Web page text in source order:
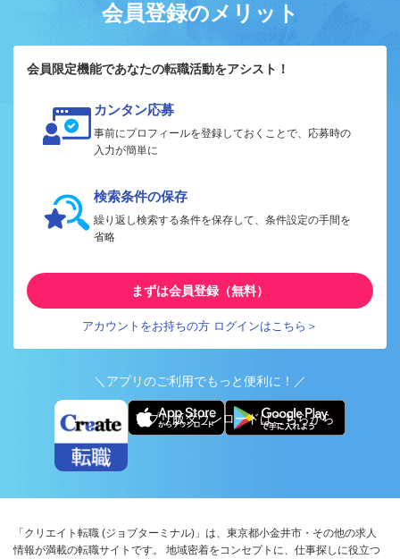
会員登録のメリット
会員限定機能であなたの転職活動をアシスト！
カンタン応募
事前にプロフィールを登録しておくことで、応募時の
入力が簡単に
検索条件の保存
繰り返し検索する条件を保存して、条件設定の手間を
省略
まずは会員登録（無料）
アカウントをお持ちの方 ログインはこちら＞
＼アプリのご利用でもっと便利に！／
アプリ版ダウンロードはこちらから
「クリエイト転職 (ジョブターミナル)」は、東京都小金井市・その他の求人
情報が満載の転職サイトです。 地域密着をコンセプトに、仕事探しに役立つ